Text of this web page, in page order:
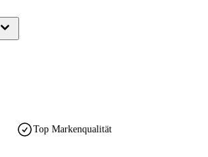
Top Markenqualität